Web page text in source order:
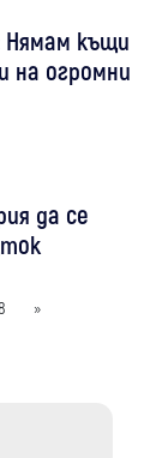
къщи
на огромни
да се
»